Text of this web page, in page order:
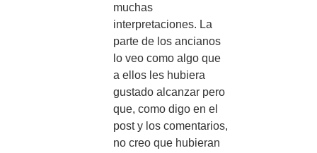
muchas
interpretaciones. La
parte de los ancianos
lo veo como algo que
a ellos les hubiera
gustado alcanzar pero
que, como digo en el
post y los comentarios,
no creo que hubieran